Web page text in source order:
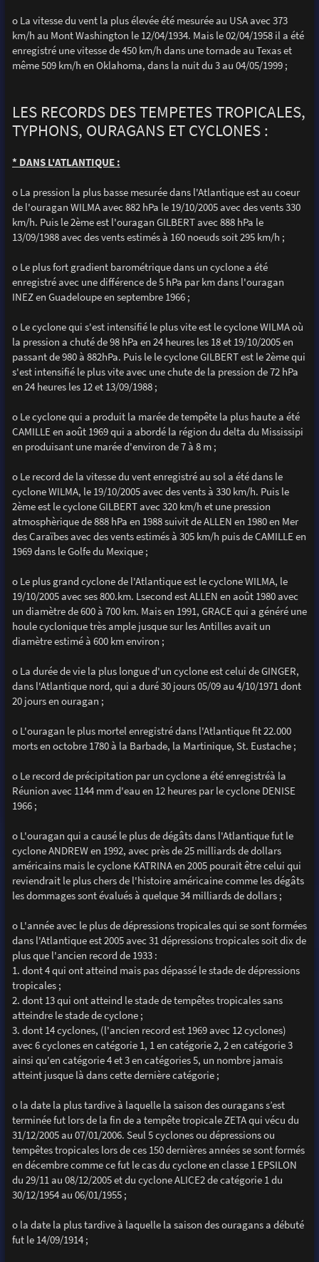
o La vitesse du vent la plus élevée été mesurée au USA avec 373
km/h au Mont Washington le 12/04/1934. Mais le 02/04/1958 il a été
enregistré une vitesse de 450 km/h dans une tornade au Texas et
même 509 km/h en Oklahoma, dans la nuit du 3 au 04/05/1999 ;
LES RECORDS DES TEMPETES TROPICALES,
TYPHONS, OURAGANS ET CYCLONES :
* DANS L'ATLANTIQUE :
o La pression la plus basse mesurée dans l'Atlantique est au coeur
de l'ouragan WILMA avec 882 hPa le 19/10/2005 avec des vents 330
km/h. Puis le 2ème est l'ouragan GILBERT avec 888 hPa le
13/09/1988 avec des vents estimés à 160 noeuds soit 295 km/h ;
o Le plus fort gradient barométrique dans un cyclone a été
enregistré avec une différence de 5 hPa par km dans l'ouragan
INEZ en Guadeloupe en septembre 1966 ;
o Le cyclone qui s'est intensifié le plus vite est le cyclone WILMA où
la pression a chuté de 98 hPa en 24 heures les 18 et 19/10/2005 en
passant de 980 à 882hPa. Puis le le cyclone GILBERT est le 2ème qui
s'est intensifié le plus vite avec une chute de la pression de 72 hPa
en 24 heures les 12 et 13/09/1988 ;
o Le cyclone qui a produit la marée de tempête la plus haute a été
CAMILLE en août 1969 qui a abordé la région du delta du Mississipi
en produisant une marée d'environ de 7 à 8 m ;
o Le record de la vitesse du vent enregistré au sol a été dans le
cyclone WILMA, le 19/10/2005 avec des vents à 330 km/h. Puis le
2ème est le cyclone GILBERT avec 320 km/h et une pression
atmosphèrique de 888 hPa en 1988 suivit de ALLEN en 1980 en Mer
des Caraïbes avec des vents estimés à 305 km/h puis de CAMILLE en
1969 dans le Golfe du Mexique ;
o Le plus grand cyclone de l'Atlantique est le cyclone WILMA, le
19/10/2005 avec ses 800.km. Lsecond est ALLEN en août 1980 avec
un diamètre de 600 à 700 km. Mais en 1991, GRACE qui a généré une
houle cyclonique très ample jusque sur les Antilles avait un
diamètre estimé à 600 km environ ;
o La durée de vie la plus longue d'un cyclone est celui de GINGER,
dans l'Atlantique nord, qui a duré 30 jours 05/09 au 4/10/1971 dont
20 jours en ouragan ;
o L'ouragan le plus mortel enregistré dans l'Atlantique fit 22.000
morts en octobre 1780 à la Barbade, la Martinique, St. Eustache ;
o Le record de précipitation par un cyclone a été enregistréà la
Réunion avec 1144 mm d'eau en 12 heures par le cyclone DENISE
1966 ;
o L'ouragan qui a causé le plus de dégâts dans l'Atlantique fut le
cyclone ANDREW en 1992, avec près de 25 milliards de dollars
américains mais le cyclone KATRINA en 2005 pourait être celui qui
reviendrait le plus chers de l'histoire américaine comme les dégâts
les dommages sont évalués à quelque 34 milliards de dollars ;
o L'année avec le plus de dépressions tropicales qui se sont formées
dans l'Atlantique est 2005 avec 31 dépressions tropicales soit dix de
plus que l'ancien record de 1933 :
1. dont 4 qui ont atteind mais pas dépassé le stade de dépressions
tropicales ;
2. dont 13 qui ont atteind le stade de tempêtes tropicales sans
atteindre le stade de cyclone ;
3. dont 14 cyclones, (l'ancien record est 1969 avec 12 cyclones)
avec 6 cyclones en catégorie 1, 1 en catégorie 2, 2 en catégorie 3
ainsi qu'en catégorie 4 et 3 en catégories 5, un nombre jamais
atteint jusque là dans cette dernière catégorie ;
o la date la plus tardive à laquelle la saison des ouragans s’est
terminée fut lors de la fin de a tempête tropicale ZETA qui vécu du
31/12/2005 au 07/01/2006. Seul 5 cyclones ou dépressions ou
tempêtes tropicales lors de ces 150 dernières années se sont formés
en décembre comme ce fut le cas du cyclone en classe 1 EPSILON
du 29/11 au 08/12/2005 et du cyclone ALICE2 de catégorie 1 du
30/12/1954 au 06/01/1955 ;
o la date la plus tardive à laquelle la saison des ouragans a débuté
fut le 14/09/1914 ;